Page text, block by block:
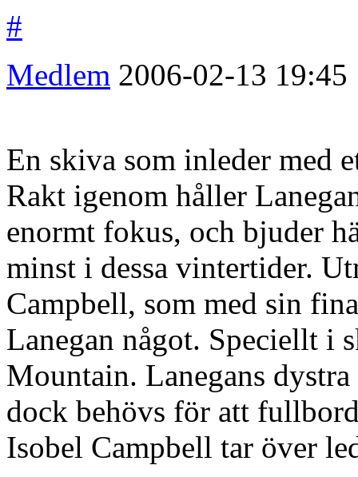
#
Medlem 2006-02-13 19:45
En skiva som inleder med
Rakt igenom håller
enormt fokus, och bjuder
minst i dessa vintertider.
Campbell, som med sin
Lanegan något. Speciellt i
Mountain. Lanegans
dock behövs för att
Isobel Campbell tar över